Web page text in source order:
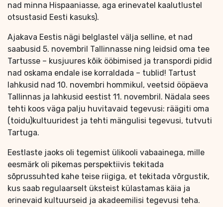
nad minna Hispaaniasse, aga erinevatel kaalutlustel
otsustasid Eesti kasuks).
Ajakava Eestis nägi belglastel välja selline, et nad
saabusid 5. novembril Tallinnasse ning leidsid oma tee
Tartusse – kusjuures kõik ööbimised ja transpordi pidid
nad oskama endale ise korraldada – tublid! Tartust
lahkusid nad 10. novembri hommikul, veetsid ööpäeva
Tallinnas ja lahkusid eestist 11. novembril. Nädala sees
tehti koos väga palju huvitavaid tegevusi: räägiti oma
(toidu)kultuuridest ja tehti mängulisi tegevusi, tutvuti
Tartuga.
Eestlaste jaoks oli tegemist ülikooli vabaainega, mille
eesmärk oli pikemas perspektiivis tekitada
sõprussuhted kahe teise riigiga, et tekitada võrgustik,
kus saab regulaarselt üksteist külastamas käia ja
erinevaid kultuurseid ja akadeemilisi tegevusi teha.